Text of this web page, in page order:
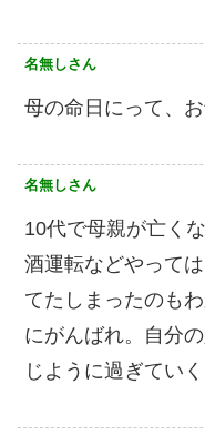
名無しさん
母の命日にって、
名無しさん
10代で母親が亡く
酒運転などやって
てたしまったのも
にがんばれ。自分
じように過ぎてい